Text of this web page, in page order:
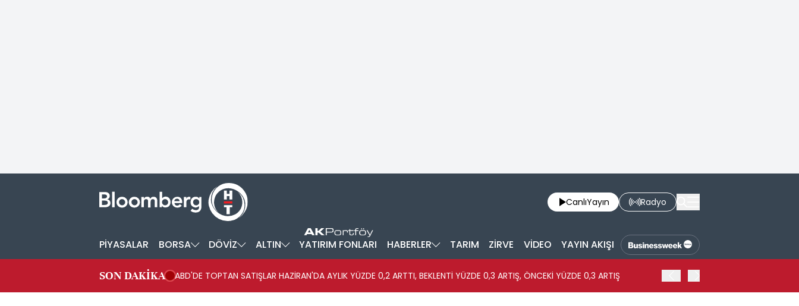
CanlıYayın Radyo
PİYASALAR BORSA DÖVİZ ALTIN YATIRIM FONLARI HABERLER TARIM ZİRVE VİDEO YAYIN AKIŞI
SON DAKİKA ABD'DE TOPTAN SATIŞLAR HAZİRAN'DA AYLIK YÜZDE 0,2 ARTTI, BEKLENTİ YÜZDE 0,3 ARTIŞ, ÖNCEKİ YÜZDE 0,3 ARTIŞ